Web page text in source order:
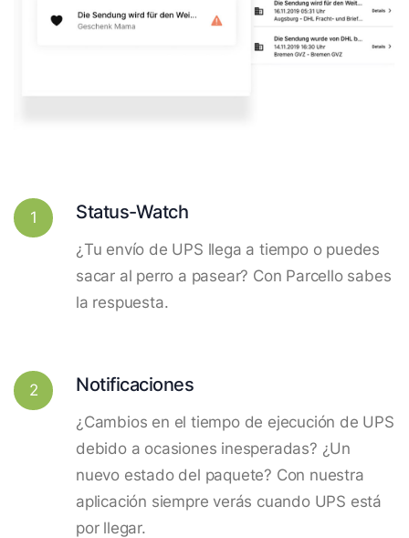
1 Status-Watch
¿Tu envío de UPS llega a tiempo o puedes
sacar al perro a pasear? Con Parcello sabes
la respuesta.
2 Notificaciones
¿Cambios en el tiempo de ejecución de UPS
debido a ocasiones inesperadas? ¿Un
nuevo estado del paquete? Con nuestra
aplicación siempre verás cuando UPS está
por llegar.